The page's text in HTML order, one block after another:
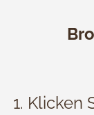
Klicken